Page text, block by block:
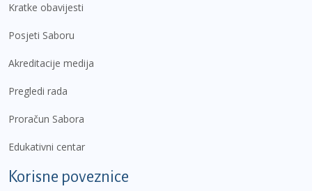
Kratke obavijesti
Posjeti Saboru
Akreditacije medija
Pregledi rada
Proračun Sabora
Edukativni centar
Korisne poveznice